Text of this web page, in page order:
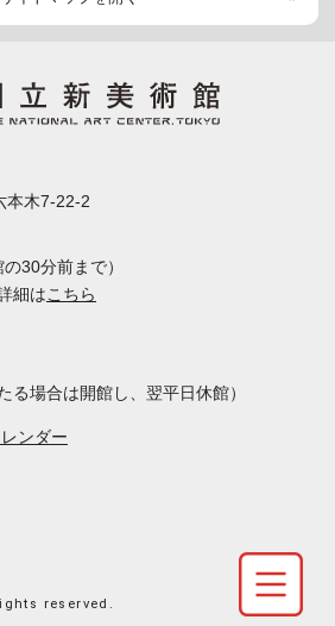
本木7-22-2
30分前まで）
細はこちら
る場合は開館し、翌平日休館）
ンダー
reserved.